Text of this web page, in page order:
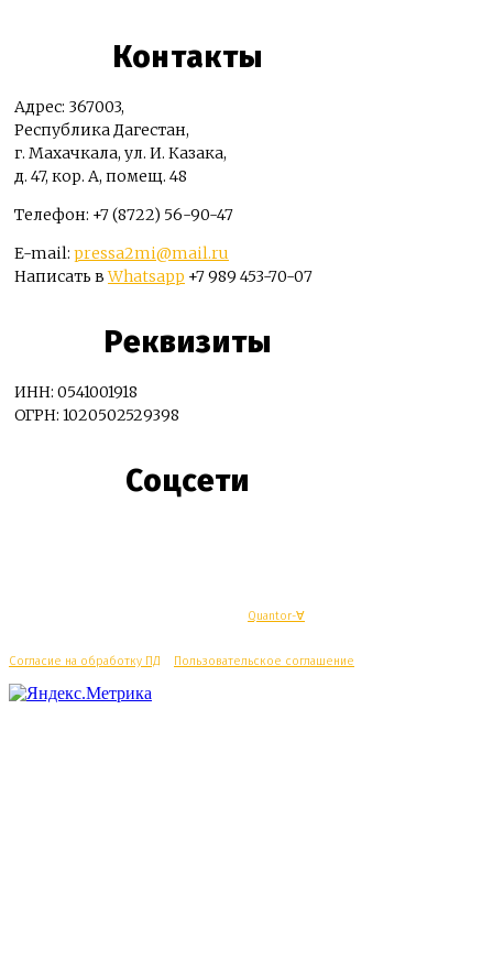
Контакты
Адрес: 367003,
Республика Дагестан,
г. Махачкала, ул. И. Казака,
д. 47, кор. А, помещ. 48
Телефон: +7 (8722) 56-90-47
E-mail: pressa2mi@mail.ru
Написать вWhatsapp +7 989 453-70-07
Реквизиты
ИНН: 0541001918
ОГРН: 1020502529398
Соцсети
Quantor-∀
Согласие на обработку ПД Пользовательское соглашение